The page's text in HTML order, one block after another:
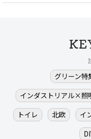
グリーン特
インダストリアル×照
トイレ
北欧 イ